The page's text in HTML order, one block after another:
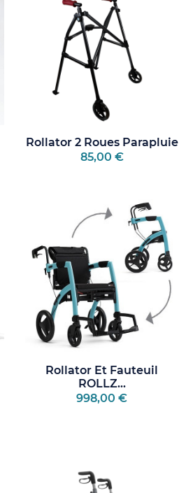
Rollator 2 Roues Parapluie
85,00 €
Rollator Et Fauteuil
ROLLZ...
998,00 €